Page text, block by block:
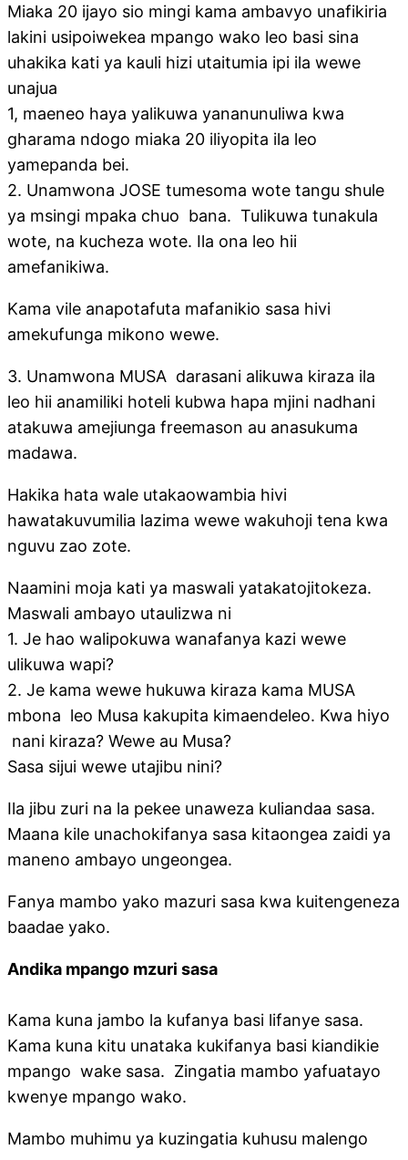
Miaka 20 ijayo sio mingi kama ambavyo unafikiria
lakini usipoiwekea mpango wako leo basi sina
uhakika kati ya kauli hizi utaitumia ipi ila wewe
unajua
1, maeneo haya yalikuwa yananunuliwa kwa
gharama ndogo miaka 20 iliyopita ila leo
yamepanda bei.
2. Unamwona JOSE tumesoma wote tangu shule
ya msingi mpaka chuo bana. Tulikuwa tunakula
wote, na kucheza wote. Ila ona leo hii
amefanikiwa.
Kama vile anapotafuta mafanikio sasa hivi
amekufunga mikono wewe.
3. Unamwona MUSA darasani alikuwa kiraza ila
leo hii anamiliki hoteli kubwa hapa mjini nadhani
atakuwa amejiunga freemason au anasukuma
madawa.
Hakika hata wale utakaowambia hivi
hawatakuvumilia lazima wewe wakuhoji tena kwa
nguvu zao zote.
Naamini moja kati ya maswali yatakatojitokeza.
Maswali ambayo utaulizwa ni
1. Je hao walipokuwa wanafanya kazi wewe
ulikuwa wapi?
2. Je kama wewe hukuwa kiraza kama MUSA
mbona leo Musa kakupita kimaendeleo. Kwa hiyo
nani kiraza? Wewe au Musa?
Sasa sijui wewe utajibu nini?
Ila jibu zuri na la pekee unaweza kuliandaa sasa.
Maana kile unachokifanya sasa kitaongea zaidi ya
maneno ambayo ungeongea.
Fanya mambo yako mazuri sasa kwa kuitengeneza
baadae yako.
Andika mpango mzuri sasa
Kama kuna jambo la kufanya basi lifanye sasa.
Kama kuna kitu unataka kukifanya basi kiandikie
mpango wake sasa. Zingatia mambo yafuatayo
kwenye mpango wako.
Mambo muhimu ya kuzingatia kuhusu malengo